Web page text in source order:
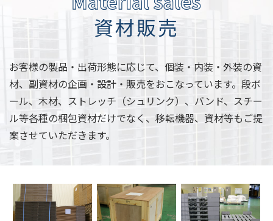
資材販売
お客様の製品・出荷形態に応じて、個装・内装・外装の資
材、副資材の企画・設計・販売をおこなっています。段ボ
ール、木材、ストレッチ（シュリンク）、バンド、スチー
ル等各種の梱包資材だけでなく、移転機器、資材等もご提
案させていただきます。